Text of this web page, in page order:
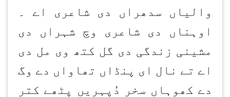
والیاں سدھراں دی شاعری اے ۔
اوہناں دی شاعری وچ شہراں دی
مشینی زندگی دی گل کتھ وی مل دی
اے تے نال ای پنڈاں تھاواں دے وگ
دے کھوہاں سخر دُپہریں پٹھے کتر